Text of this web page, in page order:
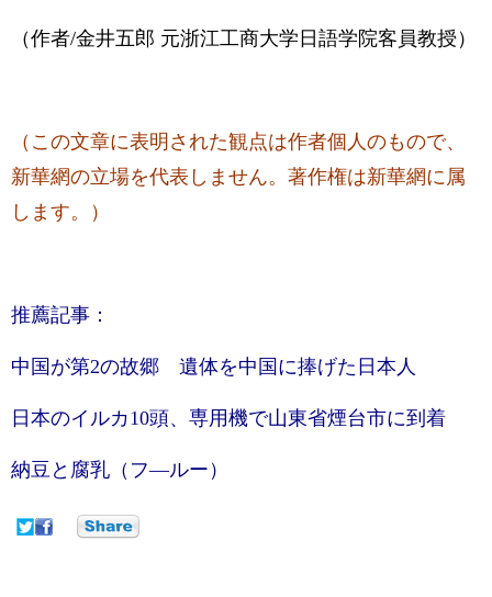
（作者/金井五郎 元浙江工商大学日語学院客員教授）
（この文章に表明された観点は作者個人のもので、
新華網の立場を代表しません。著作権は新華網に属
します。）
推薦記事：
中国が第2の故郷 遺体を中国に捧げた日本人
日本のイルカ10頭、専用機で山東省煙台市に到着
納豆と腐乳（フ―ルー）